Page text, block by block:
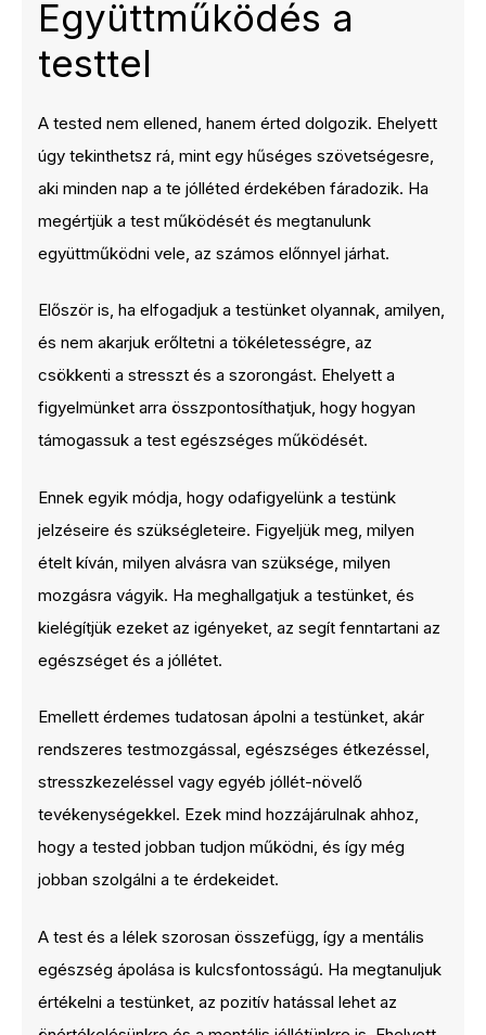
Együttműködés a
testtel
A tested nem ellened, hanem érted dolgozik. Ehelyett
úgy tekinthetsz rá, mint egy hűséges szövetségesre,
aki minden nap a te jólléted érdekében fáradozik. Ha
megértjük a test működését és megtanulunk
együttműködni vele, az számos előnnyel járhat.
Először is, ha elfogadjuk a testünket olyannak, amilyen,
és nem akarjuk erőltetni a tökéletességre, az
csökkenti a stresszt és a szorongást. Ehelyett a
figyelmünket arra összpontosíthatjuk, hogy hogyan
támogassuk a test egészséges működését.
Ennek egyik módja, hogy odafigyelünk a testünk
jelzéseire és szükségleteire. Figyeljük meg, milyen
ételt kíván, milyen alvásra van szüksége, milyen
mozgásra vágyik. Ha meghallgatjuk a testünket, és
kielégítjük ezeket az igényeket, az segít fenntartani az
egészséget és a jóllétet.
Emellett érdemes tudatosan ápolni a testünket, akár
rendszeres testmozgással, egészséges étkezéssel,
stresszkezeléssel vagy egyéb jóllét-növelő
tevékenységekkel. Ezek mind hozzájárulnak ahhoz,
hogy a tested jobban tudjon működni, és így még
jobban szolgálni a te érdekeidet.
A test és a lélek szorosan összefügg, így a mentális
egészség ápolása is kulcsfontosságú. Ha megtanuljuk
értékelni a testünket, az pozitív hatással lehet az